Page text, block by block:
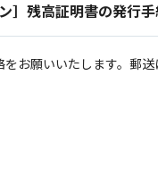
］残高証明書の発行手
お願いいたします。郵送